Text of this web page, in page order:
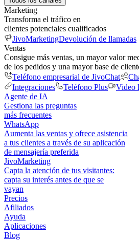
Marketing
Transforma el tráfico en
clientes potenciales cualificados
JivoMarketingDevolución de llamadas
Ventas
Consigue más ventas, un mayor valor
de los pedidos y una mayor base de
Teléfono empresarial de JivoChat
Integraciones
Teléfono Plus Video
Agente de IA
Gestiona las preguntas
más frecuentes
WhatsApp
Aumenta las ventas y ofrece asistencia
a tus clientes a través de su aplicación
de mensajería preferida
JivoMarketing
Capta la atención de tus visitantes:
capta su interés antes de que se
vayan
Precios
Afiliados
Ayuda
Aplicaciones
Blog